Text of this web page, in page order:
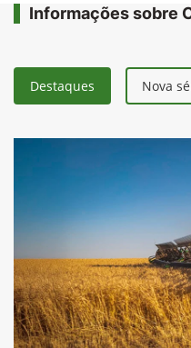
Informações sobre
Destaques Nova